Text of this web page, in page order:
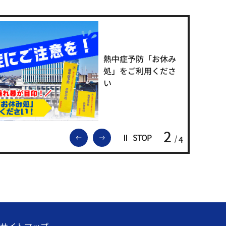
前のスライドを表示
次のスライドを表示
STOP 2 4
熱中症予防「お休み
処」をご利用くださ
い